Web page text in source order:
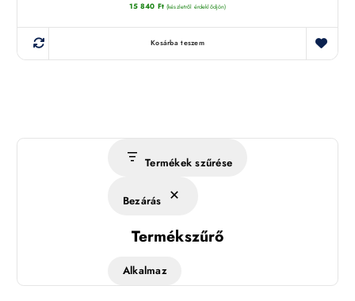
15 840 Ft (készletről érdeklődjön)
Kosárba teszem
Termékek szűrése
Bezárás
Termékszűrő
Alkalmaz